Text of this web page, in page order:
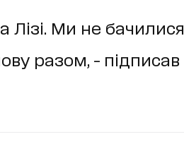
Ми не бачилися
разом, - підписав